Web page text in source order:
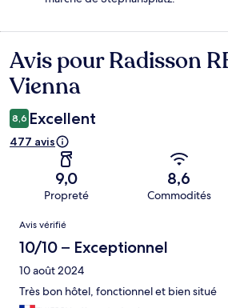
Avis
Avis pour Radisson
Vienna
8,6 Excellent
477 avis
9,0
Propreté
8,6
Commodités
Avis
Avis vérifié
10/10 – Exceptionnel
10 août 2024
Très bon hôtel, fonctionnel et bien situé